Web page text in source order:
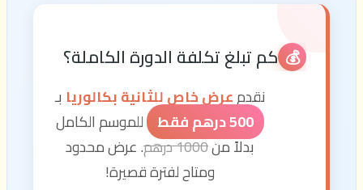
💰 كم تبلغ تكلفة الدورة الكاملة؟
نقدمعرض خاص للثانية بكالوريا بـ
500 درهم فقط
للموسم الكامل
بدلاً من1000 درهم
. عرض محدود
ومتاح لفترة قصيرة!